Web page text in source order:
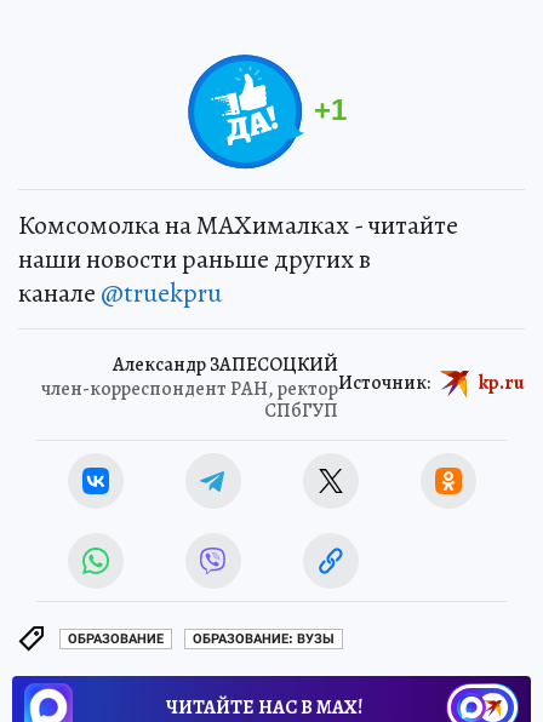
+1
Комсомолка на MAXималках - читайте
наши новости раньше других в
канале @truekpru
Александр ЗАПЕСОЦКИЙ
член-корреспондент РАН, ректор
СПбГУП
Источник: kp.ru
ОБРАЗОВАНИЕ ОБРАЗОВАНИЕ: ВУЗЫ
ЧИТАЙТЕ НАС В МАХ!